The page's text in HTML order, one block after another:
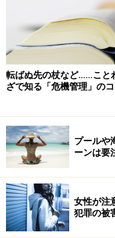
呼び出されます。そ
というと、実に千差
だろう」「たかがこれ
思わず、まるで捕まえ
する人も少なくないと
もちろん、子どもがい
学校の先生たちも度
し、まれに病気による
いは、親にかまっても
どももいるなど、万引
はできないという事情
き＝窃盗の罪を犯す
「お金を出すのがもっ
転ばぬ先の杖など……こと
ざで知る「危機管理」の
プールや
ーンは要
女性が注
犯罪の被